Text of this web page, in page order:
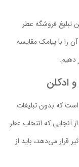
تبلیغ فروشگه عطر
را با پیامک مقایسه
دهیم.
ادکلن
که بدون تبلیغات
آنجایی که انتخاب عطر
می‌دهد، باید از